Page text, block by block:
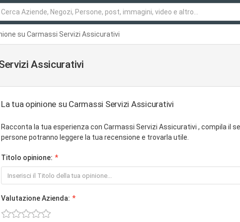
su Carmassi Servizi Assicurativi
Assicurativi
La tua opinione su Carmassi Servizi Assicurativi
Racconta la tua esperienza con Carmassi Servizi Assicurativi , compila il
persone potranno leggere la tua recensione e trovarla utile.
Titolo opinione:
Valutazione Azienda: